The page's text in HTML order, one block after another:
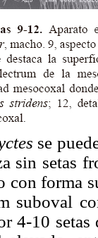
se
sin setas
forma
suboval
4-10